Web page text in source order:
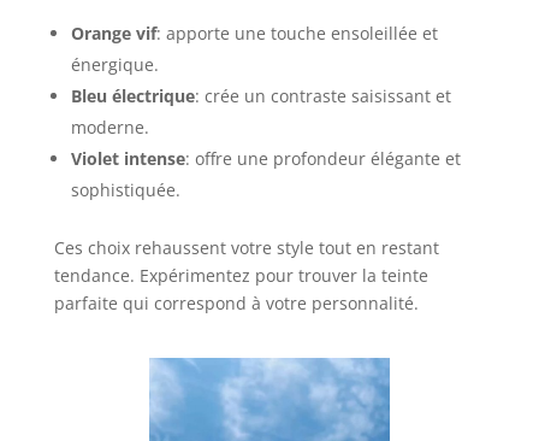
Orange vif: apporte une touche ensoleillée et
énergique.
Bleu électrique: crée un contraste saisissant et
moderne.
Violet intense: offre une profondeur élégante et
sophistiquée.
Ces choix rehaussent votre style tout en restant
tendance. Expérimentez pour trouver la teinte
parfaite qui correspond à votre personnalité.